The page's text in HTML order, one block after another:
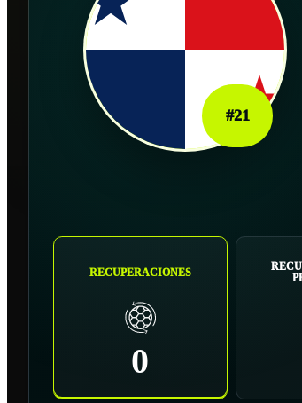
#21
RECUPERACIONES
0